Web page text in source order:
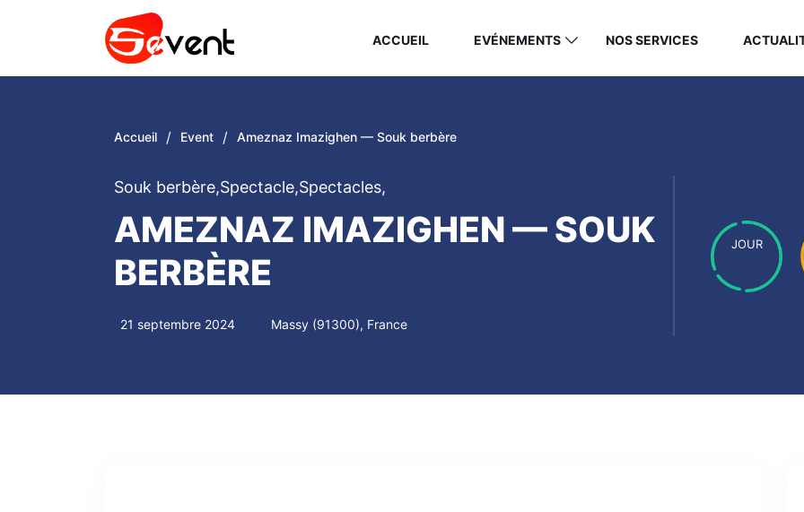
ACCUEIL EVÉNEMENTS NOS SERVICES
Accueil / Event / Ameznaz Imazighen — Souk berbère
Souk berbère,Spectacle,Spectacles,
AMEZNAZ IMAZIGHEN — SOUK
BERBÈRE
21 septembre 2024 Massy (91300), France
JOUR